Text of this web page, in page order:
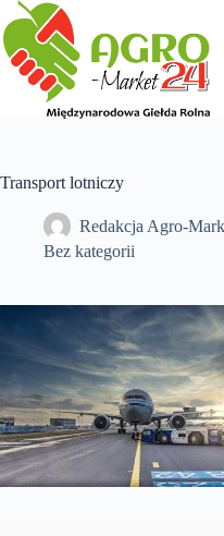
Przejdź
do
treści
Transport lotniczy
Redakcja Agro-
Bez kategorii